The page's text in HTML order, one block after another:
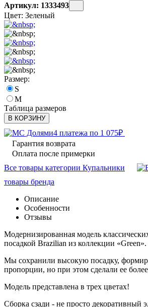
Артикул: 1333493
Цвет: Зеленый
Размер:
S
M
Таблица размеров
В КОРЗИНУ
4 платежа по 1 075₽
Гарантия возврата
Оплата после примерки
Все товары категории Купальники
товары бренда
Описание
Особенности
Отзывы
Модернизированная модель
посадкой Brazilian из коллекции «Green».
Мы сохранили высокую посадку,
пропорции, но при этом сделали ее
Модель представлена в трех цветах!
Сборка сзади - не просто декоративный